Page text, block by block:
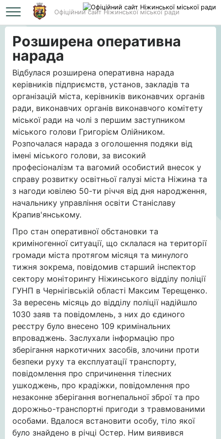
Офіційний сайт Ніжинської міської ради
Головна Розширена оперативна нарада
Розширена оперативна
нарада
Відбулася розширена оперативна нарада
керівників підприємств, установ, закладів та
організацій міста, керівників виконавчих органів
ради, виконавчих органів виконавчого комітету
міської ради на чолі з першим заступником
міського голови Григорієм Олійником.
Розпочалася нарада з оголошення подяки від
імені міського голови, за високий
професіоналізм та вагомий особистий внесок у
справу розвитку освітньої галузі міста Ніжина та
з нагоди ювілею 50-ти річчя від дня народження,
начальнику управління освіти Станіславу
Крапив'янському.
Про стан оперативної обстановки та
криміногенної ситуації, що склалася на території
громади міста протягом місяця та минулого
тижня зокрема, повідомив старший інспектор
сектору моніторингу Ніжинського відділу поліції
ГУНП в Чернігівській області Максим Терещенко.
За вересень місяць до відділу поліції надійшло
1030 заяв та повідомлень, з них до єдиного
реєстру було внесено 109 кримінальних
впроваджень. Заслухали інформацію про
зберігання наркотичних засобів, злочини проти
безпеки руху та експлуатації транспорту,
повідомлення про спричинення тілесних
ушкоджень, про крадіжки, повідомлення про
незаконне зберігання вогнепальної зброї та про
дорожньо-транспортні пригоди з травмованими
особами. Вдалося встановити особу, тіло якої
було знайдено в річці Остер. Ним виявився